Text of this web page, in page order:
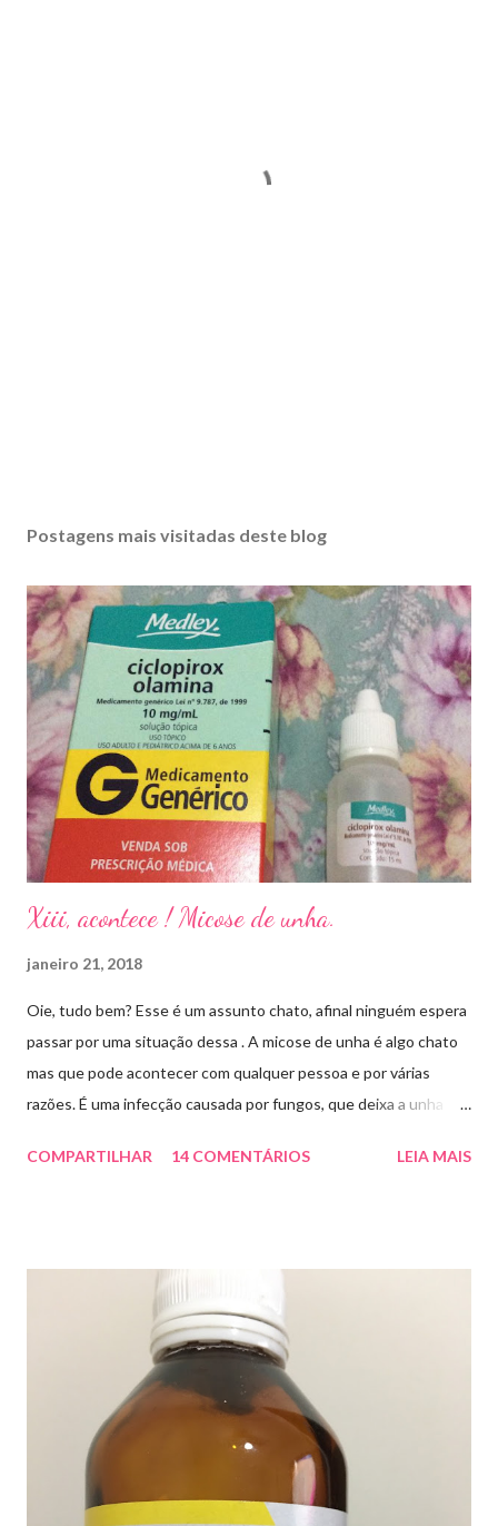
Postagens mais visitadas deste blog
Xiii, acontece ! Micose de unha.
janeiro 21, 2018
Oie, tudo bem? Esse é um assunto chato, afinal ninguém espera
passar por uma situação dessa . A micose de unha é algo chato
mas que pode acontecer com qualquer pessoa e por várias
razões. É uma infecção causada por fungos, que deixa a unha
descolar da pele. As causas mais comuns dessas micoses é por
micose de unha é feito com esmaltes antifúngicos ou remédios
orais ,ou para aplicação local receitados pelo dermatologista. O
tempo para tratamento pode variar de 06 meses a um ano. Para
quem prefere tratamentos caseiros , pode aplicar óleo de cravo
duas vezes ao dia. Eu já passei por isso, pelo uso de muito
sapato fechado e apertado . E utilizei o Ciclopirox olamina que é
um agente antifúngico sintético para tratamento dermatológico
COMPARTILHAR 14 COMENTÁRIOS LEIA MAIS